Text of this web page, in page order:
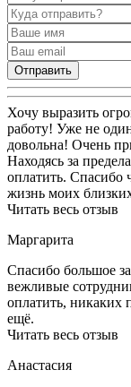
Отправить
Хочу выразить
работу! Уже не один
довольна! Очень
Находясь за
оплатить. Спасибо
жизнь моих
Читать весь отзыв
Маргарита
Спасибо большое
вежливые
оплатить, никаких
ещё.
Читать весь отзыв
Анастасия